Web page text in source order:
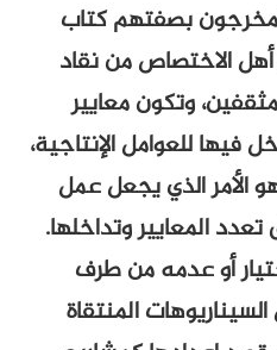
كتاب
من نقاد
معايير
الإنتاجية،
يجعل عمل
وتداخلها.
من طرف
المنتقاة